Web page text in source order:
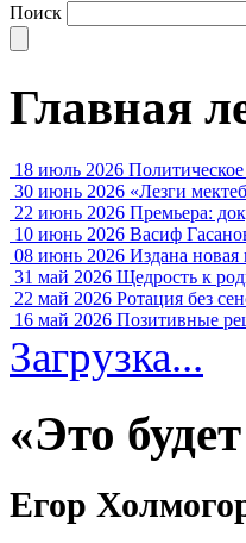
Поиск
Главная
18 июль 2026
30 июнь 2026 «Лезги
22 июнь 2026 Премьера:
10 июнь 2026 Васиф
08 июнь 2026 Издана новая
31 май 2026 Щедрость к
22 май 2026 Ротация без
16 май 2026 Позитивные
Загрузка...
«Это
Егор